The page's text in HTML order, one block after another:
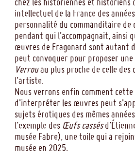
intellectuel de la France des
personnalité du commanditaire de
pendant qui l’accompagnait, ainsi
œuvres de Fragonard sont autant
peut convoquer pour proposer
Verrouau plus proche de celle des
l’artiste.
Nous verrons enfin comment cette
d’interpréter les œuvres peut
sujets érotiques des mêmes
l’exemple des Œufs cassés
musée Fabre), une toile qui a
musée en 2025.